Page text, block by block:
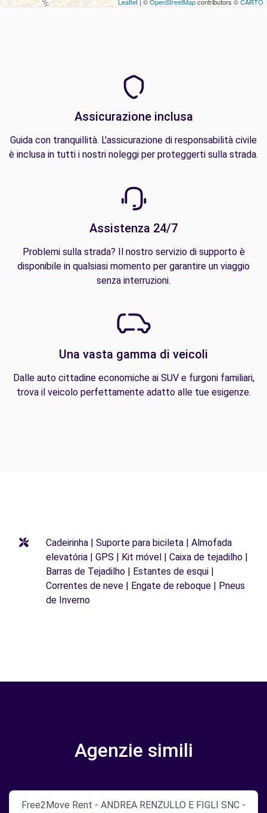
Assicurazione inclusa
Guida con tranquillità. L'assicurazione di responsabilità civile
è inclusa in tutti i nostri noleggi per proteggerti sulla strada.
Assistenza 24/7
Problemi sulla strada? Il nostro servizio di supporto è
disponibile in qualsiasi momento per garantire un viaggio
senza interruzioni.
Una vasta gamma di veicoli
Dalle auto cittadine economiche ai SUV e furgoni familiari,
trova il veicolo perfettamente adatto alle tue esigenze.
Cadeirinha | Suporte para bicileta | Almofada
elevatória | GPS | Kit móvel | Caixa de tejadilho |
Barras de Tejadilho | Estantes de esqui |
Correntes de neve | Engate de reboque | Pneus
de Inverno
Agenzie simili
Free2Move Rent - ANDREA RENZULLO E FIGLI SNC -